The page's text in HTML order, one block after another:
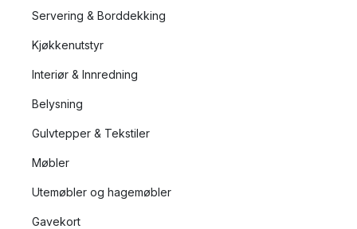
Servering & Borddekking
Kjøkkenutstyr
Interiør & Innredning
Belysning
Gulvtepper & Tekstiler
Møbler
Utemøbler og hagemøbler
Gavekort